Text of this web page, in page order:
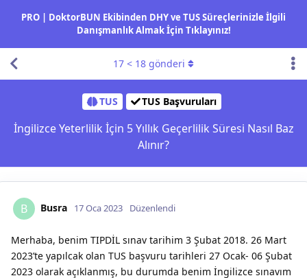
PRO | DoktorBUN Ekibinden DHY ve TUS Süreçlerinizle İlgili
Danışmanlık Almak İçin Tıklayınız!
TUS TUS Başvuruları
İngilizce Yeterlilik İçin 5 Yıllık Geçerlilik Süresi Nasıl Baz
Alınır?
17 < 18 gönderi
B Busra 17 Oca 2023 Düzenlendi
Merhaba, benim TIPDİL sınav tarihim 3 Şubat 2018. 26 Mart
2023’te yapılcak olan TUS başvuru tarihleri 27 Ocak- 06 Şubat
2023 olarak açıklanmış, bu durumda benim İngilizce sınavım